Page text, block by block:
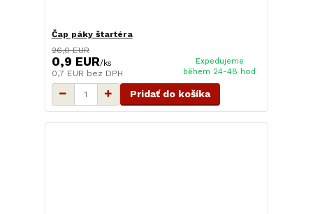
Čap páky štartéra
26,0 EUR
0,9 EUR/ks
0,7 EUR bez DPH
Expedujeme
během 24-48 hod
Pridať do košíka